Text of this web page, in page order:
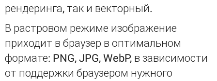
рендеринга, так и векторный.
В растровом режиме изображение
приходит в браузер в оптимальном
формате: PNG, JPG, WebP, в зависимости
от поддержки браузером нужного